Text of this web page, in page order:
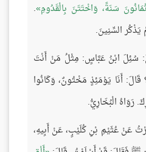
سَنَةً، وَاخْتَتَنَ بِالْقَدُومِ .
يَذْكُر السِّنِينَ.
سُئِلَ ابْنُ عَبَّاسٍ: مِثْلُ مَنْ أَنْتَ
أَنَا يَوْمَئِذٍ مَخْتُونٌ، وَكَانُوا
رَوَاهُ الْبُخَارِيُّ.
عَنْ عُثَيْمِ بْنِ كُلَيْبٍ، عَنْ أَبِيهِ،